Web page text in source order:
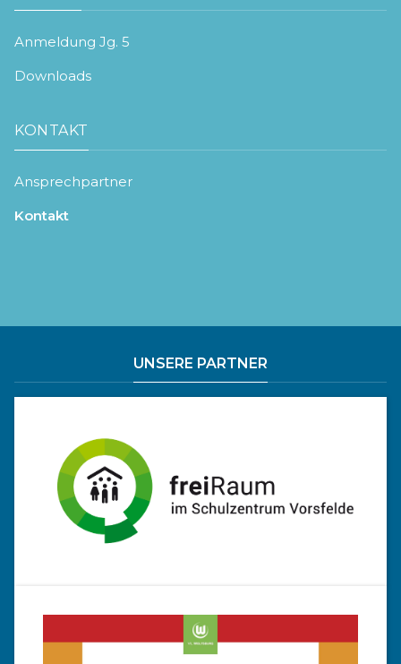
Anmeldung Jg. 5
Downloads
KONTAKT
Ansprechpartner
Kontakt
UNSERE PARTNER